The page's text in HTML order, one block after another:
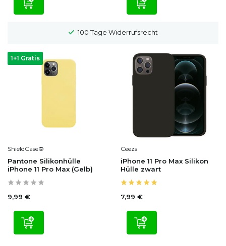
100 Tage Widerrufsrecht
1+1 Gratis
ShieldCase®
Pantone Silikonhülle
iPhone 11 Pro Max (Gelb)
9,99 €
Ceezs
iPhone 11 Pro Max Silikon
Hülle zwart
7,99 €